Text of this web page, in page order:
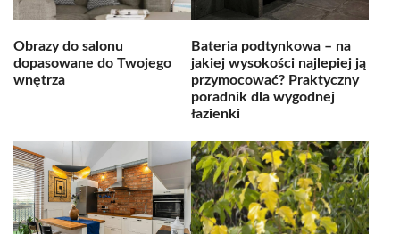
Obrazy do salonu
dopasowane do Twojego
wnętrza
Bateria podtynkowa – na
jakiej wysokości najlepiej ją
przymocować? Praktyczny
poradnik dla wygodnej
łazienki